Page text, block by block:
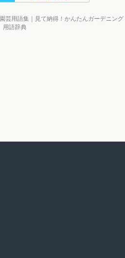
芸用語集｜見て納得！かんたんガーデニング
用語辞典